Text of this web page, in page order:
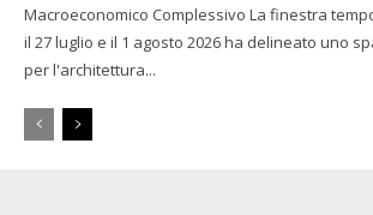
Macroeconomico Complessivo La finestra temporale compresa tra
il 27 luglio e il 1 agosto 2026 ha delineato uno
per l'architettura...